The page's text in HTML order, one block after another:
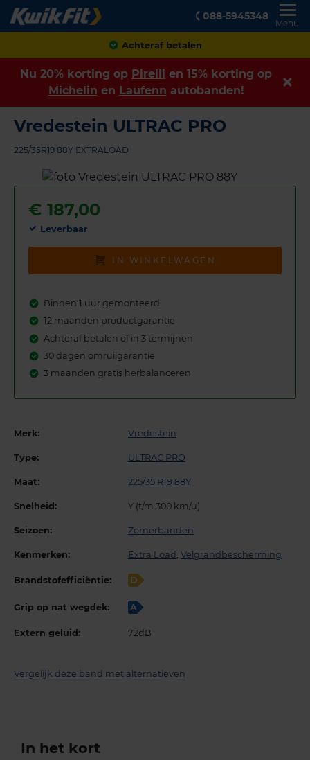
088-5945348
Menu
Achteraf betalen
Nu 20% korting op Pirelli en 15% korting op
Michelin en Laufenn autobanden!
Vredestein ULTRAC PRO
225/35R19 88Y EXTRALOAD
€ 187,00
Leverbaar
IN WINKELWAGEN
Binnen 1 uur gemonteerd
12 maanden productgarantie
Achteraf betalen of in 3 termijnen
30 dagen omruilgarantie
3 maanden gratis herbalanceren
Merk: Vredestein
Type: ULTRAC PRO
Maat: 225/35 R19 88Y
Snelheid: Y (t/m 300 km/u)
Seizoen: Zomerbanden
Kenmerken: Extra Load Velgrandbescherming
Brandstofefficiëntie: D
Grip op nat wegdek: A
Extern geluid: 72dB
Vergelijk deze band met alternatieven
In het kort